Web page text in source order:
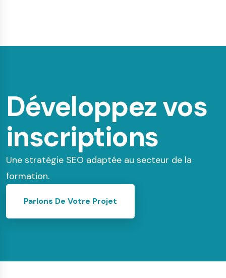
Développez vos
inscriptions
Une stratégie SEO adaptée au secteur de la
formation.
Parlons De Votre Projet